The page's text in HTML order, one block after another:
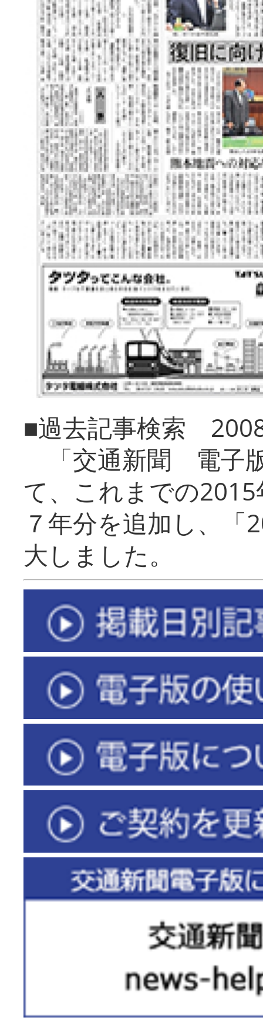
■過去記事検索
「交通新聞 電子
て、これまでの
７年分を追加し、「
大しまし